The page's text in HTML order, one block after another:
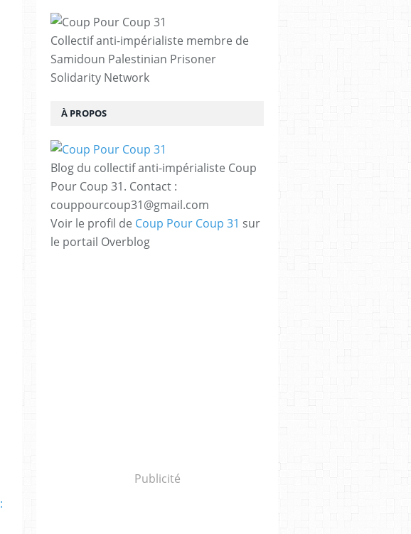
Collectif anti-impérialiste membre de
Samidoun Palestinian Prisoner
Solidarity Network
À PROPOS
Blog du collectif anti-impérialiste Coup
Pour Coup 31. Contact :
couppourcoup31@gmail.com
Voir le profil de Coup Pour Coup 31 sur
le portail Overblog
Publicité